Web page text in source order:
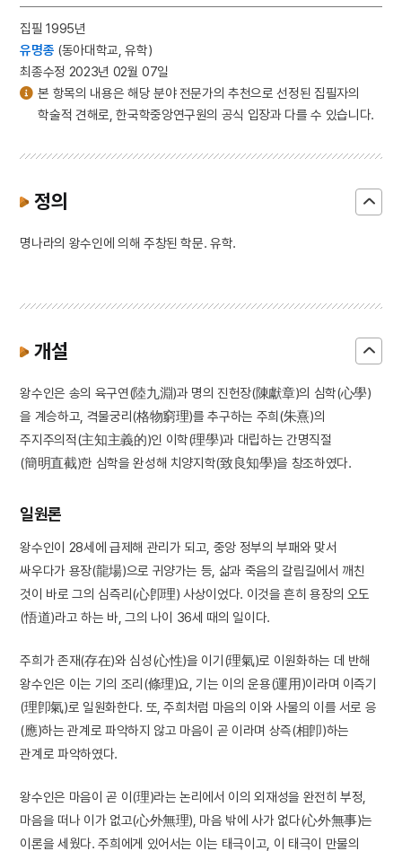
집필 1995년
유명종 (동아대학교, 유학)
최종수정 2023년 02월 07일
본 항목의 내용은 해당 분야 전문가의 추천으로 선정된 집필자의
학술적 견해로, 한국학중앙연구원의 공식 입장과 다를 수 있습니다.
정의
명나라의 왕수인에 의해 주창된 학문. 유학.
개설
왕수인은 송의 육구연(陸九淵)과 명의 진헌장(陳獻章)의 심학(心學)
을 계승하고, 격물궁리(格物窮理)를 추구하는 주희(朱熹)의
주지주의적(主知主義的)인 이학(理學)과 대립하는 간명직절
(簡明直截)한 심학을 완성해 치양지학(致良知學)을 창조하였다.
일원론
왕수인이 28세에 급제해 관리가 되고, 중앙 정부의 부패와 맞서
싸우다가 용장(龍場)으로 귀양가는 등, 삶과 죽음의 갈림길에서 깨친
것이 바로 그의 심즉리(心卽理) 사상이었다. 이것을 흔히 용장의 오도
(悟道)라고 하는 바, 그의 나이 36세 때의 일이다.
주희가 존재(存在)와 심성(心性)을 이기(理氣)로 이원화하는 데 반해
왕수인은 이는 기의 조리(條理)요, 기는 이의 운용(運用)이라며 이즉기
(理卽氣)로 일원화한다. 또, 주희처럼 마음의 이와 사물의 이를 서로 응
(應)하는 관계로 파악하지 않고 마음이 곧 이라며 상즉(相卽)하는
관계로 파악하였다.
왕수인은 마음이 곧 이(理)라는 논리에서 이의 외재성을 완전히 부정,
마음을 떠나 이가 없고(心外無理), 마음 밖에 사가 없다(心外無事)는
이론을 세웠다. 주희에게 있어서는 이는 태극이고, 이 태극이 만물의